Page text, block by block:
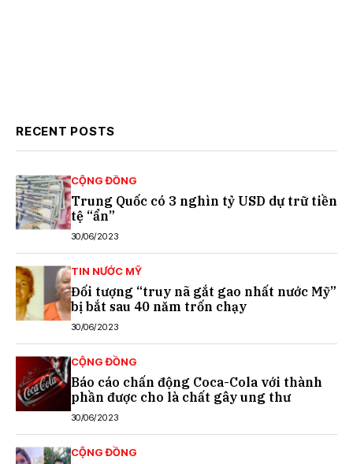
RECENT POSTS
CỘNG ĐỒNG
Trung Quốc có 3 nghìn tỷ USD dự trữ tiền
tệ “ẩn”
30/06/2023
TIN NƯỚC MỸ
Đối tượng “truy nã gắt gao nhất nước Mỹ”
bị bắt sau 40 năm trốn chạy
30/06/2023
CỘNG ĐỒNG
Báo cáo chấn động Coca-Cola với thành
phần được cho là chất gây ung thư
30/06/2023
CỘNG ĐỒNG